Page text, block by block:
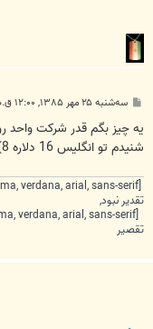
پ
ت
سه‌شنبه ۲۵ مهر ۱۳۸۵, ۱۲:۰۰ ق.ظ
يه چيز بگم قدر شركت واحد رو
شنيدم تو انگليس 16 دلاره 8)
تقدیر نبود,
تقصیر